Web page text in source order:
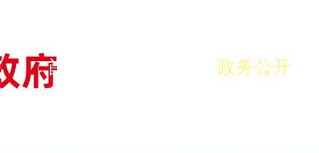
首页 政务公开